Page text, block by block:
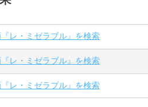
『レ・ミゼラブル』を検索
『レ・ミゼラブル』を検索
『レ・ミゼラブル』を検索